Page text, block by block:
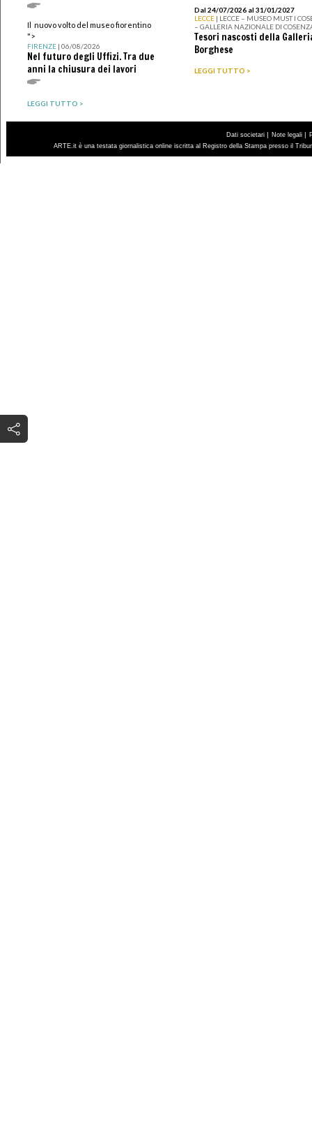
Il nuovo volto del museo fiorentino
">
FIRENZE| 06/08/2026
Nel futuro degli Uffizi. Tra due
anni la chiusura dei lavori
LEGGI TUTTO >
Dal 24/07/2026 al 31/01/2027
LECCE | LECCE – MUSEO MUST I
– GALLERIA NAZIONALE DI
Tesori nascosti della
Borghese
LEGGI TUTTO >
Dati societari | Note legali |
ARTE.it è una testata giornalistica online iscritta al Registro della Stampa presso il